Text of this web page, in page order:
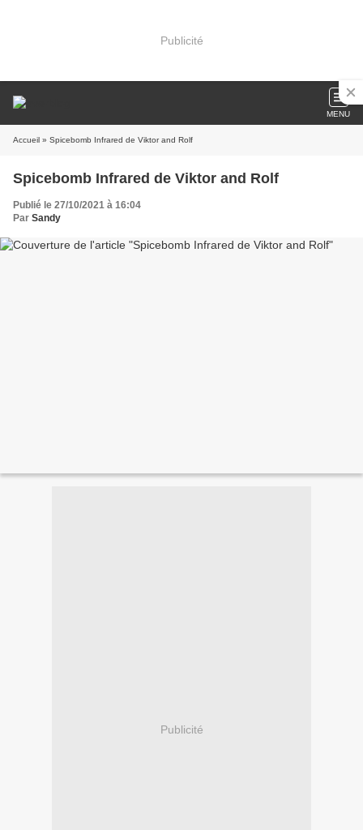
Publicité
MENU
Accueil » Spicebomb Infrared de Viktor and Rolf
Spicebomb Infrared de Viktor and Rolf
Publié le 27/10/2021 à 16:04
Par Sandy
Publicité